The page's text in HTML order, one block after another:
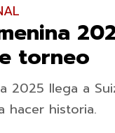
torneo
2025 llega a
hacer historia.